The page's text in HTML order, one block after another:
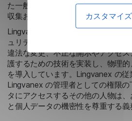
カスタマイズ
た一般データ保護規則（GDPR）
収集および処理しています。
Lingvanex は、個人データの処理
ュリティを確保し、保存された個
違法な変更、不正な開示やアクセ
護するための技術を実装し、物理
を導入しています。Lingvanex の
Lingvanex の管理者としての権限
タにアクセスするその他の人物は
と個人データの機密性を尊重する義